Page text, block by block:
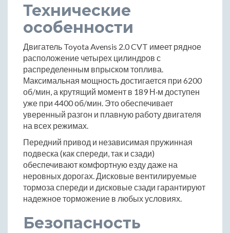
Технические
особенности
Двигатель Toyota Avensis 2.0 CVT имеет рядное
расположение четырех цилиндров с
распределенным впрыском топлива.
Максимальная мощность достигается при 6200
об/мин, а крутящий момент в 189 Н·м доступен
уже при 4400 об/мин. Это обеспечивает
уверенный разгон и плавную работу двигателя
на всех режимах.
Передний привод и независимая пружинная
подвеска (как спереди, так и сзади)
обеспечивают комфортную езду даже на
неровных дорогах. Дисковые вентилируемые
тормоза спереди и дисковые сзади гарантируют
надежное торможение в любых условиях.
Безопасность